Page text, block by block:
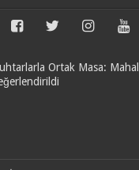
Ortak Masa: